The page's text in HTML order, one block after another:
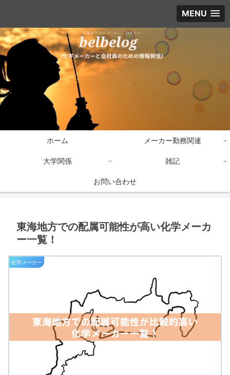
MENU
ホーム メーカー勤務関連
大学関係 雑記
お問い合わせ
東海地方での配属可能性が高い化学メーカ
ー一覧！
化学メーカー